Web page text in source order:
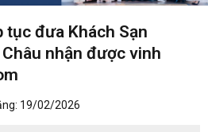
tục đưa Khách Sạn
nhận được vinh
19/02/2026